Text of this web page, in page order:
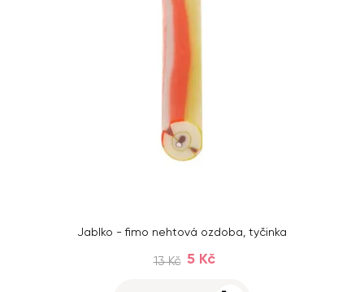
Jablko - fimo nehtová ozdoba, tyčinka
13 Kč 5 Kč